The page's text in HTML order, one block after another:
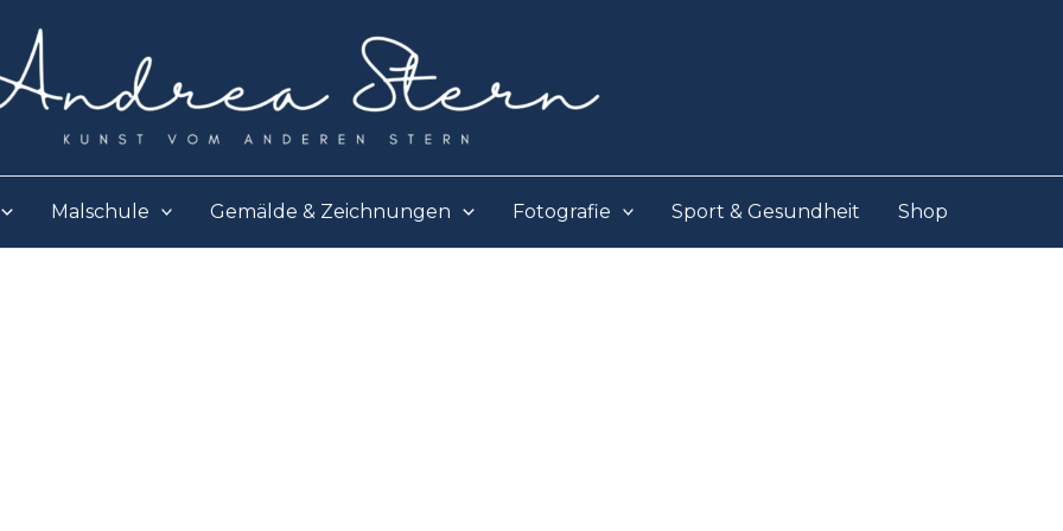
Malschule Gemälde & Zeichnungen Fotografie Sport & Gesundheit Shop